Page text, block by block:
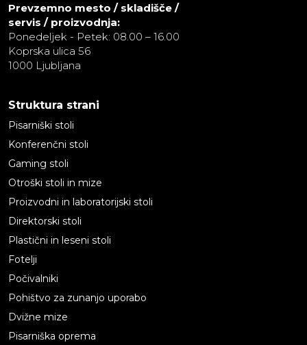
Prevzemno mesto / skladišče /
servis / proizvodnja:
Ponedeljek - Petek: 08.00 – 16.00
Koprska ulica 56
1000 Ljubljana
Struktura strani
Pisarniški stoli
Konferenčni stoli
Gaming stoli
Otroški stoli in mize
Proizvodni in laboratorijski stoli
Direktorski stoli
Plastični in leseni stoli
Fotelji
Počivalniki
Pohištvo za zunanjo uporabo
Dvižne mize
Pisarniška oprema